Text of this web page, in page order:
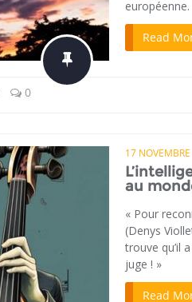
européenne.
Read
0
17
au
« Pour
(Denys
trouve qu’il
juge ! »
Read